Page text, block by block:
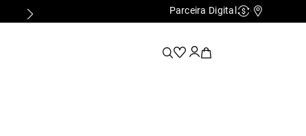
Parceira Digital Cashback